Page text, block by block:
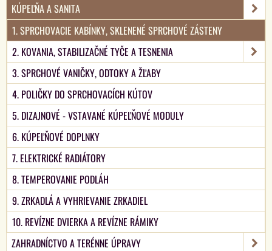
KÚPEĽŇA A SANITA
1. SPRCHOVACIE KABÍNKY, SKLENENÉ SPRCHOVÉ ZÁSTENY
2. KOVANIA, STABILIZAČNÉ TYČE A TESNENIA
3. SPRCHOVÉ VANIČKY, ODTOKY A ŽĽABY
4. POLIČKY DO SPRCHOVACÍCH KÚTOV
5. DIZAJNOVÉ - VSTAVANÉ KÚPEĽŇOVÉ MODULY
6. KÚPEĽŇOVÉ DOPLNKY
7. ELEKTRICKÉ RADIÁTORY
8. TEMPEROVANIE PODLÁH
9. ZRKADLÁ A VYHRIEVANIE ZRKADIEL
10. REVÍZNE DVIERKA A REVÍZNE RÁMIKY
ZAHRADNÍCTVO A TERÉNNE ÚPRAVY